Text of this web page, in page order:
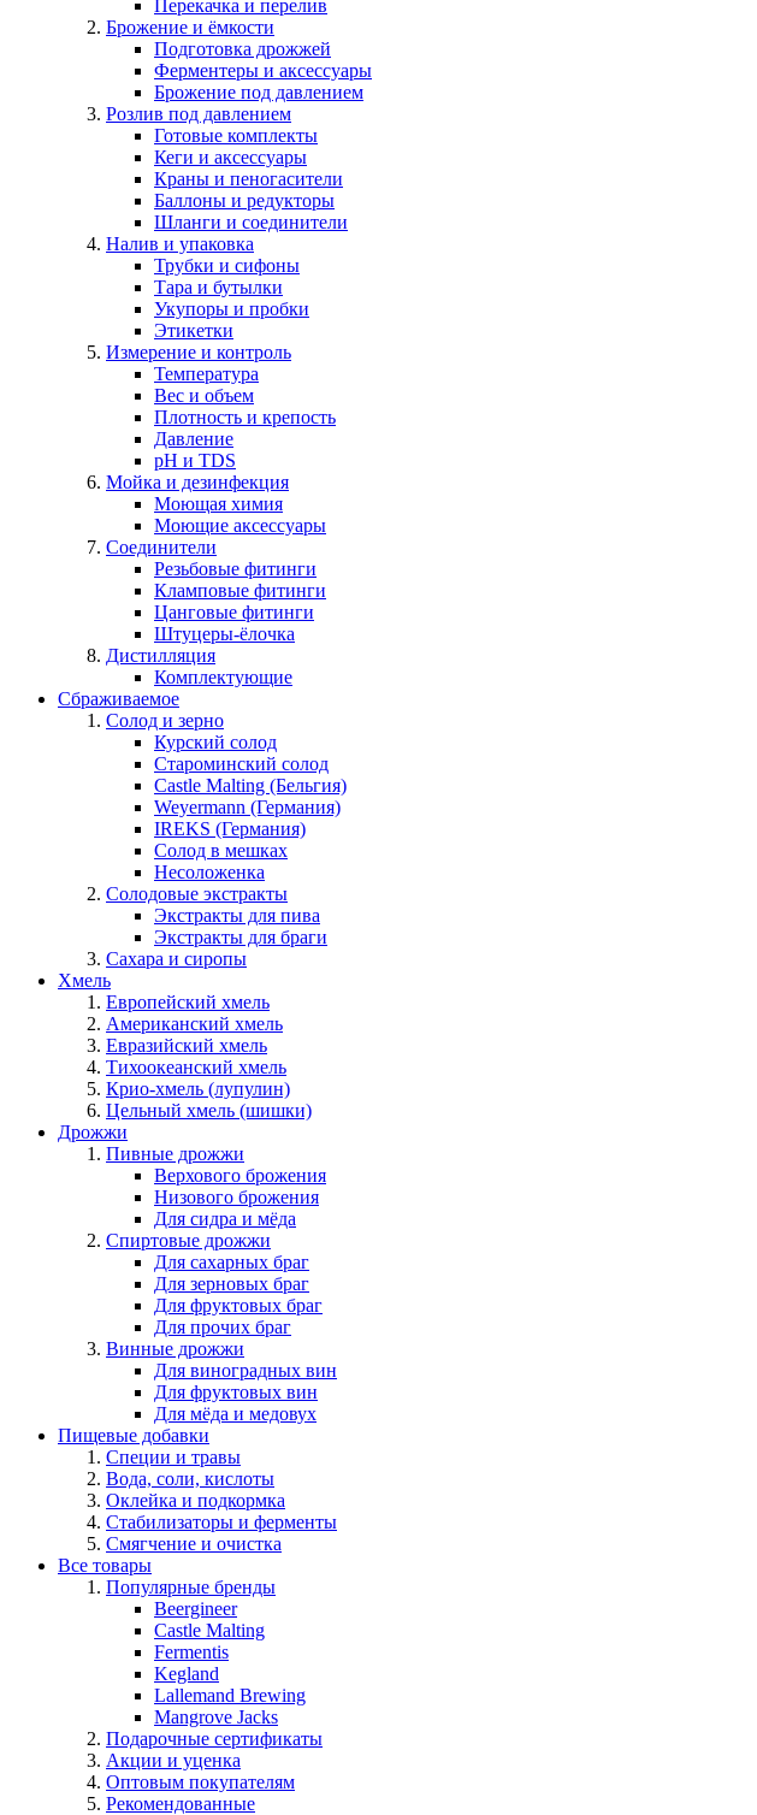
Перекачка и перелив
Брожение и ёмкости
Подготовка дрожжей
Ферментеры и аксессуары
Брожение под давлением
Розлив под давлением
Готовые комплекты
Кеги и аксессуары
Краны и пеногасители
Баллоны и редукторы
Шланги и соединители
Налив и упаковка
Трубки и сифоны
Тара и бутылки
Укупоры и пробки
Этикетки
Измерение и контроль
Температура
Вес и объем
Плотность и крепость
Давление
pH и TDS
Мойка и дезинфекция
Моющая химия
Моющие аксессуары
Соединители
Резьбовые фитинги
Кламповые фитинги
Цанговые фитинги
Штуцеры-ёлочка
Дистилляция
Комплектующие
Сбраживаемое
Солод и зерно
Курский солод
Староминский солод
Castle Malting (Бельгия)
Weyermann (Германия)
IREKS (Германия)
Солод в мешках
Несоложенка
Солодовые экстракты
Экстракты для пива
Экстракты для браги
Сахара и сиропы
Хмель
Европейский хмель
Американский хмель
Евразийский хмель
Тихоокеанский хмель
Крио-хмель (лупулин)
Цельный хмель (шишки)
Дрожжи
Пивные дрожжи
Верхового брожения
Низового брожения
Для сидра и мёда
Спиртовые дрожжи
Для сахарных браг
Для зерновых браг
Для фруктовых браг
Для прочих браг
Винные дрожжи
Для виноградных вин
Для фруктовых вин
Для мёда и медовух
Пищевые добавки
Специи и травы
Вода, соли, кислоты
Оклейка и подкормка
Стабилизаторы и ферменты
Смягчение и очистка
Все товары
Популярные бренды
Beergineer
Castle Malting
Fermentis
Kegland
Lallemand Brewing
Mangrove Jacks
Подарочные сертификаты
Акции и уценка
Оптовым покупателям
Рекомендованные